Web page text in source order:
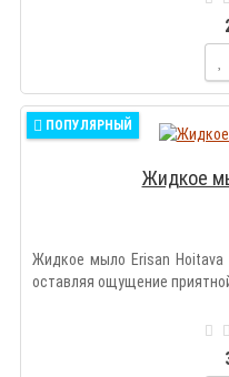
ПОПУЛЯРНЫЙ
Жидкое
Жидкое мыло Erisan Hoitava
оставляя ощущение